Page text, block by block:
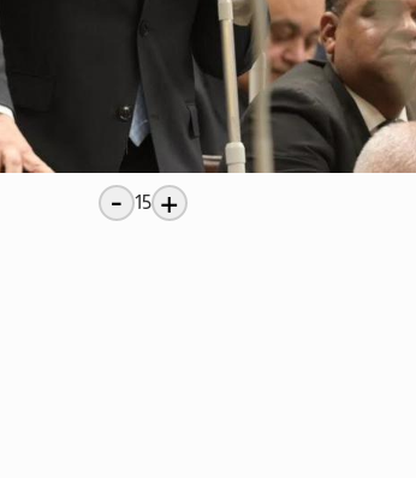
+
15
-